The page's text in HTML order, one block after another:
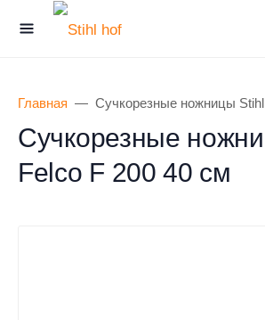
Главная Сучкорезные ножницы
Сучкорезные
Felco F 200 40 см